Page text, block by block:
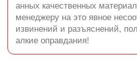
анных качественных
менеджеру на это явное
извинений и разъяснений,
алкие оправдания!